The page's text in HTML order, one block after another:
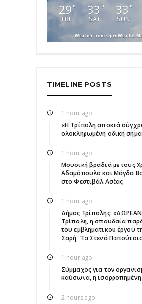
29 °
FRI
33 °
SAT
33 °
SUN
Weather from
TIMELINE POSTS
1 hour ago
«Η Τρίπολη αποκτά
ολοκληρωμένη οδική
1 hour ago
Μουσική βραδιά με τους
Αδαμόπουλο και Μάγδα
στο Φεστιβάλ Ασέας
1 hour ago
Δήμος Τρίπολης: «ΔΩΡΕΑΝ
Τρίπολη, η σπουδαία
του εμβληματικού έργου
Σαρή "Τα Στενά
1 hour ago
Σύμμαχος για τον
καύσωνα, η
2 hours ago